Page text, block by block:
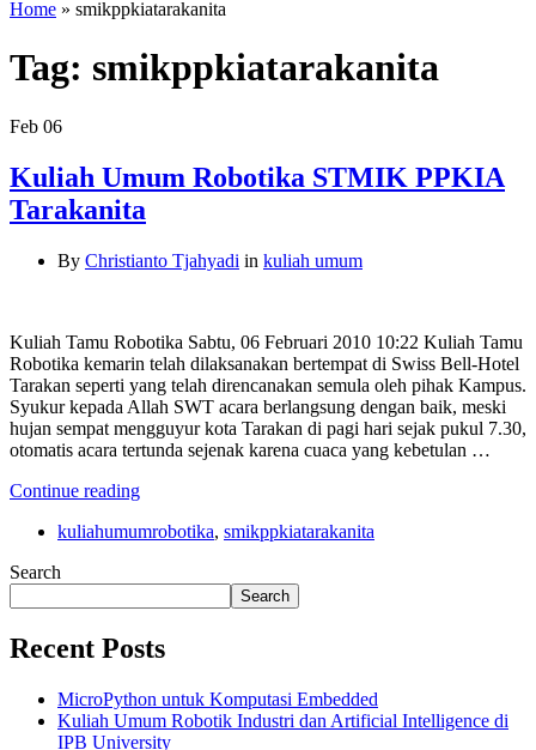
Home » smikppkiatarakanita
Tag: smikppkiatarakanita
Feb 06
Kuliah Umum Robotika STMIK PPKIA
Tarakanita
By Christianto Tjahyadi in kuliah umum
Kuliah Tamu Robotika Sabtu, 06 Februari 2010 10:22 Kuliah Tamu
Robotika kemarin telah dilaksanakan bertempat di Swiss Bell-Hotel
Tarakan seperti yang telah direncanakan semula oleh pihak Kampus.
Syukur kepada Allah SWT acara berlangsung dengan baik, meski
hujan sempat mengguyur kota Tarakan di pagi hari sejak pukul 7.30,
otomatis acara tertunda sejenak karena cuaca yang kebetulan …
Continue reading
kuliahumumrobotika, smikppkiatarakanita
Search
Search
Recent Posts
MicroPython untuk Komputasi Embedded
Kuliah Umum Robotik Industri dan Artificial Intelligence di
IPB University